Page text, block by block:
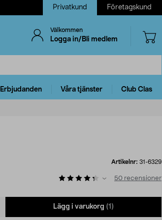
Privatkund Företagskund
Välkommen
Logga in/Bli medlem
Erbjudanden Våra tjänster Club Clas
Artikelnr: 31-6329
50 recensioner
Lägg i varukorg (1)